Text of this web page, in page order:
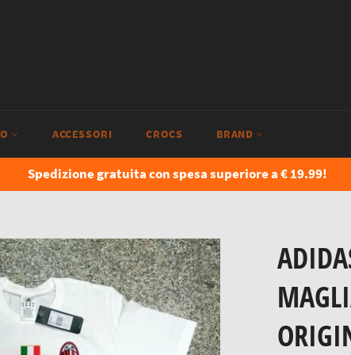
ACCESSORI CROCS BRAND
Spedizione gratuita con spesa superiore a € 19.99!